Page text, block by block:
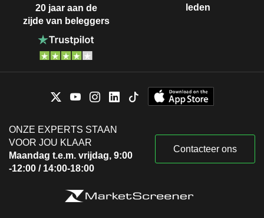
20 jaar aan de
zijde van beleggers
leden
ONZE EXPERTS STAAN
VOOR JOU KLAAR
Maandag t.e.m. vrijdag, 9:00
-12:00 / 14:00-18:00
Contacteer ons